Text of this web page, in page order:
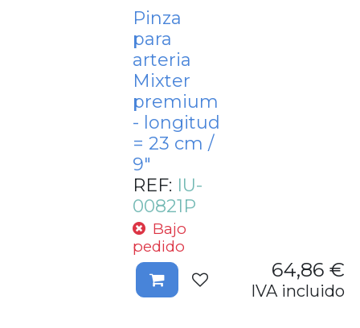
Pinza
para
arteria
Mixter
premium
- longitud
= 23 cm /
9"
REF: IU-
00821P
Bajo
pedido
64,86 €
IVA incluido